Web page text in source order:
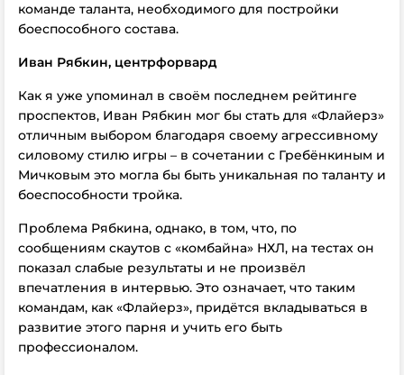
команде таланта, необходимого для постройки
боеспособного состава.
Иван Рябкин, центрфорвард
Как я уже упоминал в своём последнем рейтинге
проспектов, Иван Рябкин мог бы стать для «Флайерз»
отличным выбором благодаря своему агрессивному
силовому стилю игры – в сочетании с Гребёнкиным и
Мичковым это могла бы быть уникальная по таланту и
боеспособности тройка.
Проблема Рябкина, однако, в том, что, по
сообщениям скаутов с «комбайна» НХЛ, на тестах он
показал слабые результаты и не произвёл
впечатления в интервью. Это означает, что таким
командам, как «Флайерз», придётся вкладываться в
развитие этого парня и учить его быть
профессионалом.